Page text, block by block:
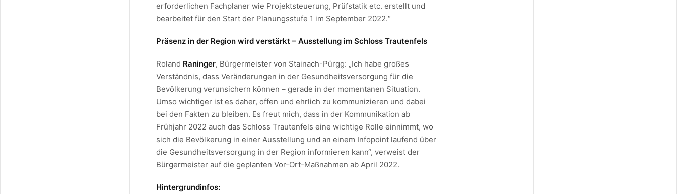
erforderlichen Fachplaner wie Projektsteuerung, Prüfstatik etc. erstellt und
bearbeitet für den Start der Planungsstufe 1 im September 2022.“
Präsenz in der Region wird verstärkt – Ausstellung im Schloss Trautenfels
Roland Raninger, Bürgermeister von Stainach-Pürgg: „Ich habe großes
Verständnis, dass Veränderungen in der Gesundheitsversorgung für die
Bevölkerung verunsichern können – gerade in der momentanen Situation.
Umso wichtiger ist es daher, offen und ehrlich zu kommunizieren und dabei
bei den Fakten zu bleiben. Es freut mich, dass in der Kommunikation ab
Frühjahr 2022 auch das Schloss Trautenfels eine wichtige Rolle einnimmt, wo
sich die Bevölkerung in einer Ausstellung und an einem Infopoint laufend über
die Gesundheitsversorgung in der Region informieren kann“, verweist der
Bürgermeister auf die geplanten Vor-Ort-Maßnahmen ab April 2022.
Hintergrundinfos: